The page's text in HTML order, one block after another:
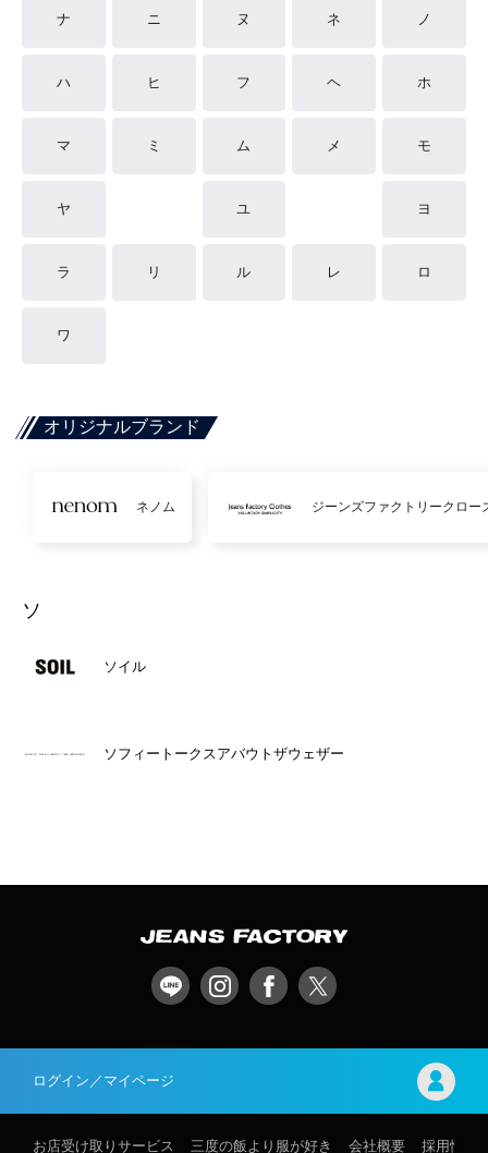
ナ ニ ヌ ネ ノ
ハ ヒ フ ヘ ホ
マ ミ ム メ モ
ヤ ユ ヨ
ラ リ ル レ ロ
ワ
オリジナルブランド
ネノム ジーンズファクトリークロー
ソ
ソイル
ソフィートークスアバウトザウェザー
ログイン／マイページ
お店受け取りサービス 三度の飯より服が好き 会社概要 採用情報